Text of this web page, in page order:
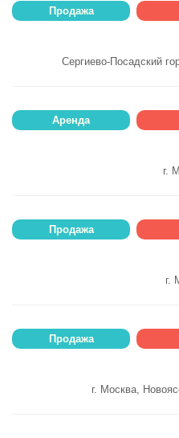
Продажа
Сергиево-Посадский
Аренда
г.
Продажа
г.
Продажа
г. Москва,